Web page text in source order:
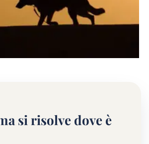
gratuito · Follow-up
si risolve dove è